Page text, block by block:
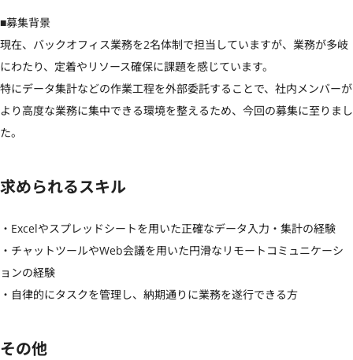
■募集背景
現在、バックオフィス業務を2名体制で担当していますが、業務が多岐
にわたり、定着やリソース確保に課題を感じています。
特にデータ集計などの作業工程を外部委託することで、社内メンバーが
より高度な業務に集中できる環境を整えるため、今回の募集に至りまし
た。
求められるスキル
・Excelやスプレッドシートを用いた正確なデータ入力・集計の経験
・チャットツールやWeb会議を用いた円滑なリモートコミュニケーシ
ョンの経験
・自律的にタスクを管理し、納期通りに業務を遂行できる方
その他